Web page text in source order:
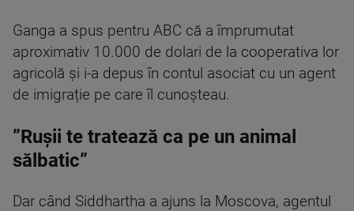
Ganga a spus pentru ABC că a împrumutat
aproximativ 10.000 de dolari de la cooperativa lor
agricolă și i-a depus în contul asociat cu un agent
de imigrație pe care îl cunoșteau.
”Rușii te tratează ca pe un animal
sălbatic”
Dar când Siddhartha a ajuns la Moscova, agentul